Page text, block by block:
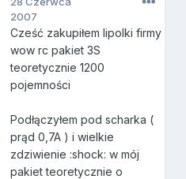
2007
Cześć zakupiłem lipolki firmy
wow rc pakiet 3S
teoretycznie 1200
pojemności
Podłączyłem pod scharka (
prąd 0,7A ) i wielkie
zdziwienie :shock: w mój
pakiet teoretycznie o